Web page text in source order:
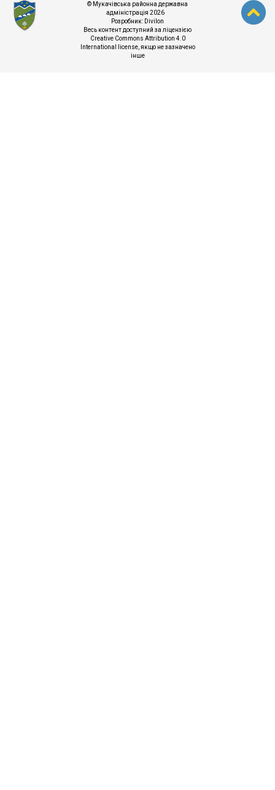
© Мукачівська районна державна
адміністрація 2026
Розробник: Divilon
Весь контент доступний за ліцензією
Creative Commons Attribution 4.0
International license, якщо не зазначено
інше